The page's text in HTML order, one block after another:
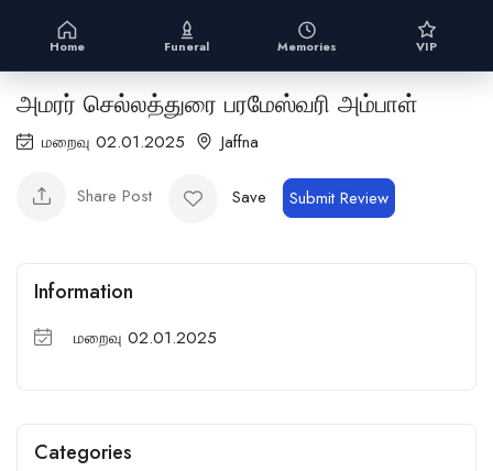
Home Funeral Memories VIP
அமரர் செல்லத்துரை பரமேஸ்வரி அம்பாள்
மறைவு 02.01.2025 Jaffna
Share Post Save Submit Review
Information
மறைவு 02.01.2025
Categories